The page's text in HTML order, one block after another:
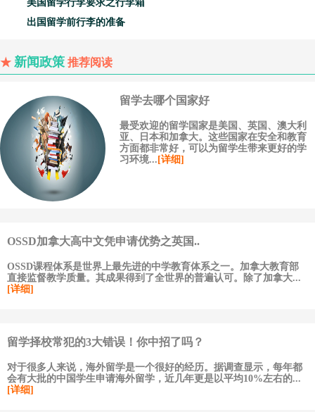
美国留学行李要求之行李箱
出国留学前行李的准备
★ 新闻政策 推荐阅读
留学去哪个国家好
最受欢迎的留学国家是美国、英国、澳大利
亚、日本和加拿大。这些国家在安全和教育
方面都非常好，可以为留学生带来更好的学
习环境... [详细]
OSSD加拿大高中文凭申请优势之英国..
OSSD课程体系是世界上最先进的中学教育体系之一。加拿大教育部
直接监督教学质量。其成果得到了全世界的普遍认可。除了加拿大...
[详细]
留学择校常犯的3大错误！你中招了吗？
对于很多人来说，海外留学是一个很好的经历。据调查显示，每年都
会有大批的中国学生申请海外留学，近几年更是以平均10%左右的...
[详细]